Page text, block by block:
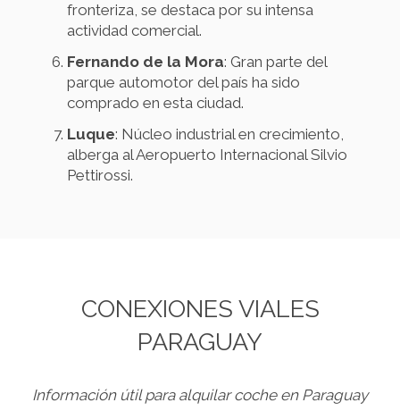
fronteriza, se destaca por su intensa
actividad comercial.
Fernando de la Mora: Gran parte del
parque automotor del país ha sido
comprado en esta ciudad.
Luque: Núcleo industrial en crecimiento,
alberga al Aeropuerto Internacional Silvio
Pettirossi.
CONEXIONES VIALES
PARAGUAY
Información útil para alquilar coche en Paraguay